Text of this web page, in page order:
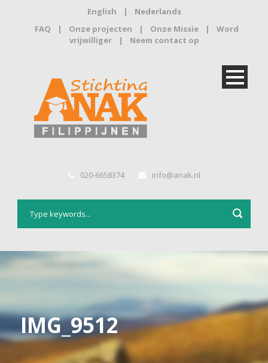
English |
Nederlands
FAQ
| Onze projecten | Onze Missie |
Word
vrijwilliger
| Neem contact op
020-6658374 info@anak.nl
IMG_9512